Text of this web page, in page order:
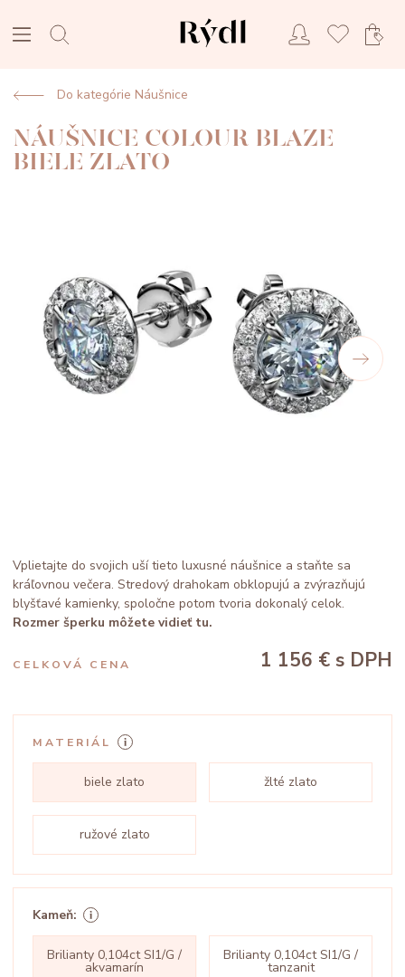
Do kategórie Náušnice
NÁUŠNICE COLOUR BLAZE
BIELE ZLATO
Vplietajte do svojich uší tieto luxusné náušnice a staňte sa
kráľovnou večera. Stredový drahokam obklopujú a zvýrazňujú
blyšťavé kamienky, spoločne potom tvoria dokonalý celok.
Rozmer šperku môžete vidieť tu.
CELKOVÁ CENA 1 156 € s DPH
MATERIÁL
biele zlato žlté zlato
ružové zlato
Kameň:
Brilianty 0,104ct SI1/G /
akvamarín
Brilianty 0,104ct SI1/G /
tanzanit